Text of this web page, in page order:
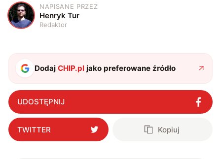
H
NAPISANE PRZEZ
Henryk Tur
Redaktor
DodajCHIP.pl jako preferowane źródło
UDOSTĘPNIJ
TWITTER Kopiuj